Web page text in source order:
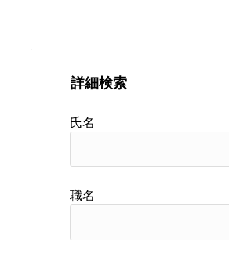
詳細検索
氏名
職名